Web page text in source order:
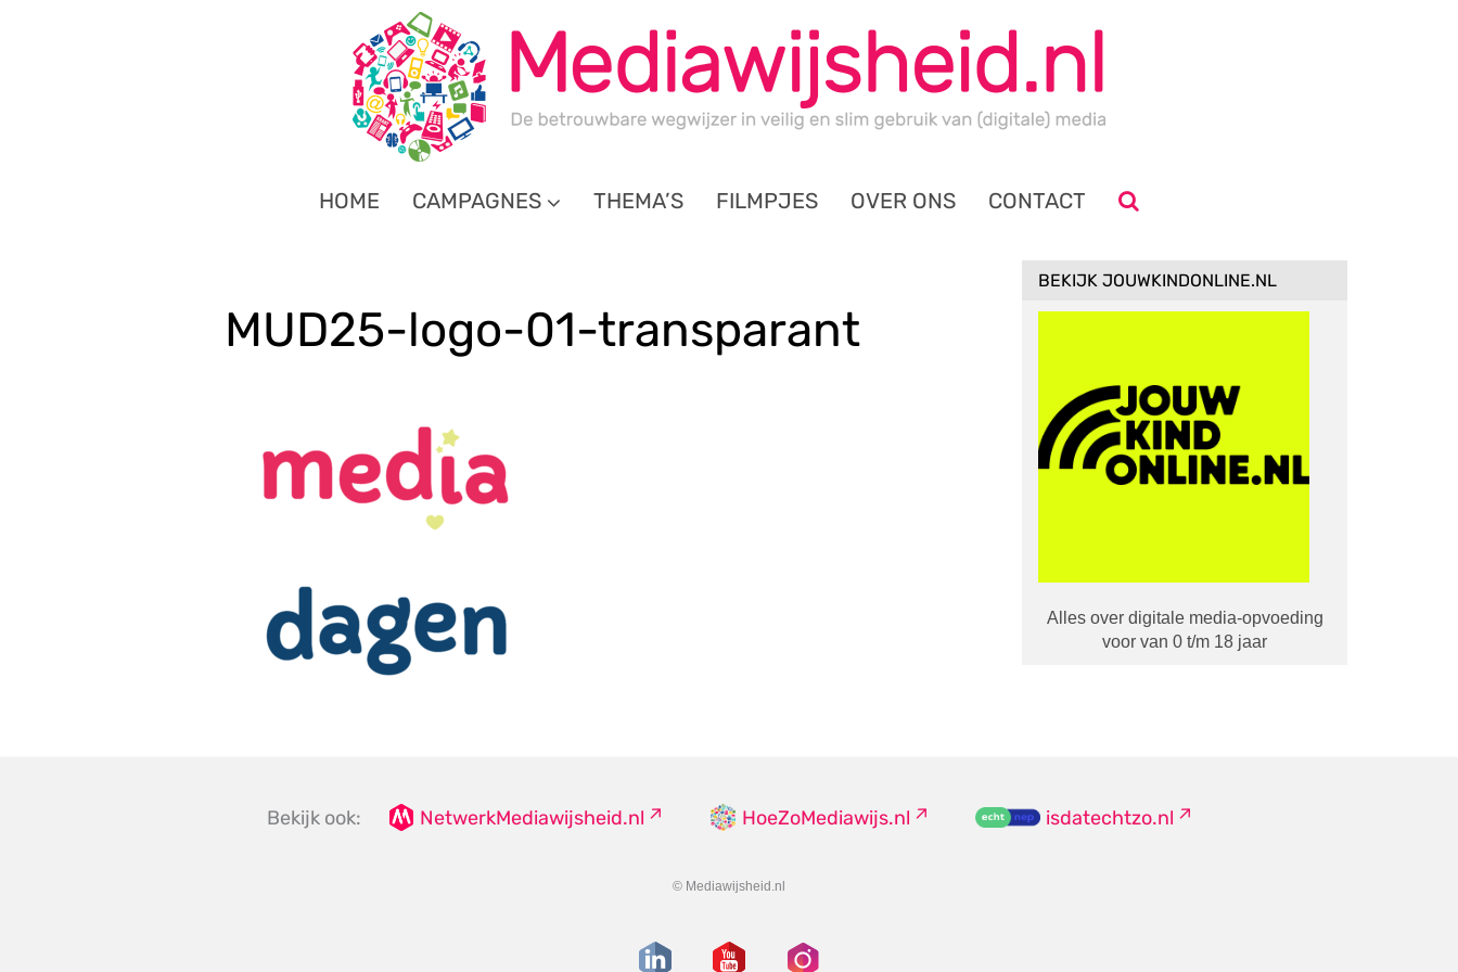
HOME CAMPAGNES THEMA’S FILMPJES OVER ONS CONTACT
MUD25-logo-01-transparant
BEKIJK JOUWKINDONLINE.NL
Alles over digitale media-opvoeding
voor van 0 t/m 18 jaar
Bekijk ook: NetwerkMediawijsheid.nl HoeZoMediawijs.nl isdatechtzo.nl
© Mediawijsheid.nl